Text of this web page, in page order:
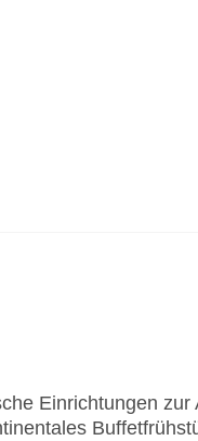
Einrichtungen